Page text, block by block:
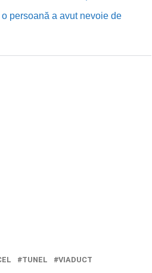
persoană a avut nevoie de
TUNEL VIADUCT